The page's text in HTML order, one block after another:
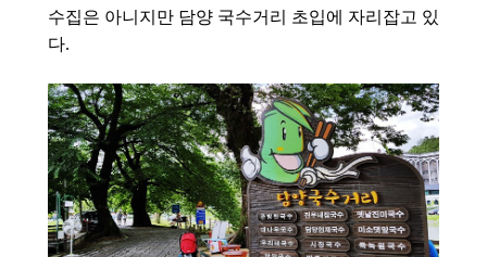
수집은 아니지만 담양 국수거리 초입에 자리잡고 있
다.